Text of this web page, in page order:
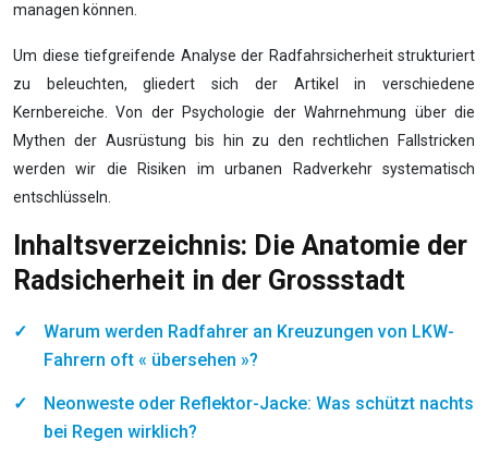
managen können.
Um diese tiefgreifende Analyse der Radfahrsicherheit strukturiert
zu beleuchten, gliedert sich der Artikel in verschiedene
Kernbereiche. Von der Psychologie der Wahrnehmung über die
Mythen der Ausrüstung bis hin zu den rechtlichen Fallstricken
werden wir die Risiken im urbanen Radverkehr systematisch
entschlüsseln.
Inhaltsverzeichnis: Die Anatomie der
Radsicherheit in der Grossstadt
Warum werden Radfahrer an Kreuzungen von LKW-
Fahrern oft « übersehen »?
Neonweste oder Reflektor-Jacke: Was schützt nachts
bei Regen wirklich?